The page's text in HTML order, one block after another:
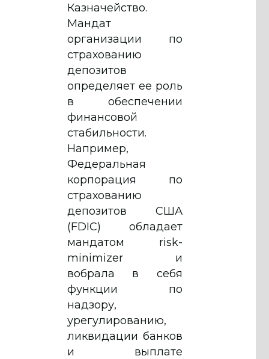
Казначейство.
Мандат
организации по
страхованию
депозитов
определяет ее роль
в обеспечении
финансовой
стабильности.
Например,
Федеральная
корпорация по
страхованию
депозитов США
(FDIC) обладает
мандатом risk-
minimizer и
вобрала в себя
функции по
надзору,
урегулированию,
ликвидации банков
и выплате